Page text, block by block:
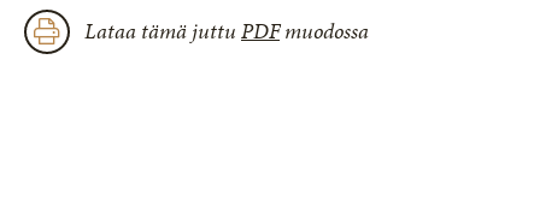
Lataa tämä juttu PDFmuodossa